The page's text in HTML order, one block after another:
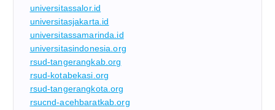
universitassalor.id
universitasjakarta.id
universitassamarinda.id
universitasindonesia.org
rsud-tangerangkab.org
rsud-kotabekasi.org
rsud-tangerangkota.org
rsucnd-acehbaratkab.org